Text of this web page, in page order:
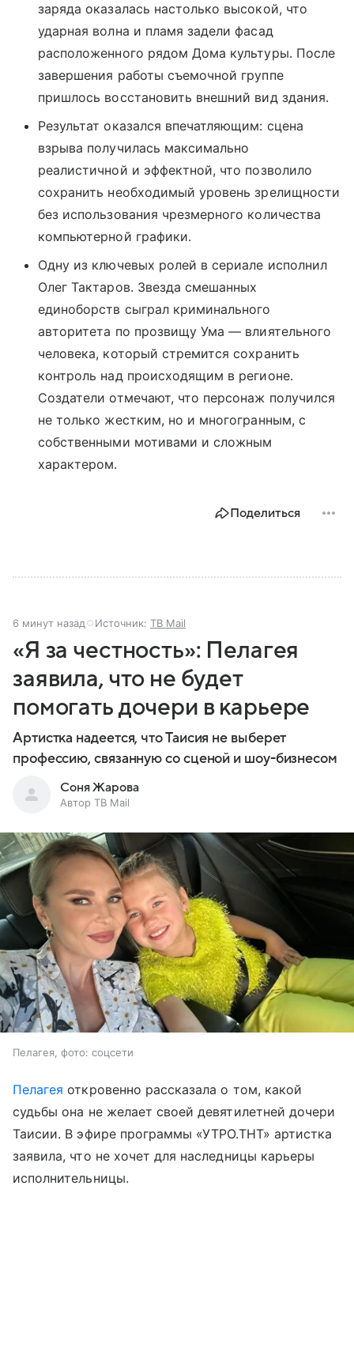
заряда оказалась настолько высокой, что
ударная волна и пламя задели фасад
расположенного рядом Дома культуры. После
завершения работы съемочной группе
пришлось восстановить внешний вид здания.
Результат оказался впечатляющим: сцена
взрыва получилась максимально
реалистичной и эффектной, что позволило
сохранить необходимый уровень зрелищности
без использования чрезмерного количества
компьютерной графики.
Одну из ключевых ролей в сериале исполнил
Олег Тактаров. Звезда смешанных
единоборств сыграл криминального
авторитета по прозвищу Ума — влиятельного
человека, который стремится сохранить
контроль над происходящим в регионе.
Создатели отмечают, что персонаж получился
не только жестким, но и многогранным, с
собственными мотивами и сложным
характером.
Поделиться
6 минут назад Источник: ТВ Mail
«Я за честность»: Пелагея
заявила, что не будет
помогать дочери в карьере
Артистка надеется, что Таисия не выберет
профессию, связанную со сценой и шоу-бизнесом
Соня Жарова
Автор ТВ Mail
Пелагея, фото: соцсети
Пелагея откровенно рассказала о том, какой
судьбы она не желает своей девятилетней дочери
Таисии. В эфире программы «УТРО.ТНТ» артистка
заявила, что не хочет для наследницы карьеры
исполнительницы.